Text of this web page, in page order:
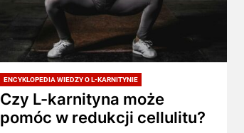
ENCYKLOPEDIA WIEDZY O L-KARNITYNIE
Czy L-karnityna może
pomóc w redukcji cellulitu?